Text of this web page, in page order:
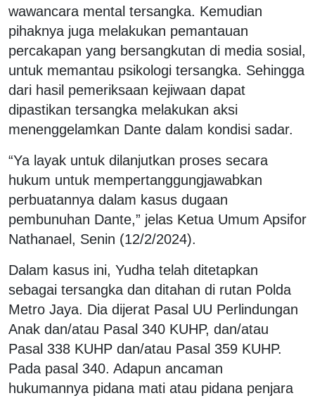
wawancara mental tersangka. Kemudian
pihaknya juga melakukan pemantauan
percakapan yang bersangkutan di media sosial,
untuk memantau psikologi tersangka. Sehingga
dari hasil pemeriksaan kejiwaan dapat
dipastikan tersangka melakukan aksi
menenggelamkan Dante dalam kondisi sadar.
“Ya layak untuk dilanjutkan proses secara
hukum untuk mempertanggungjawabkan
perbuatannya dalam kasus dugaan
pembunuhan Dante,” jelas Ketua Umum Apsifor
Nathanael, Senin (12/2/2024).
Dalam kasus ini, Yudha telah ditetapkan
sebagai tersangka dan ditahan di rutan Polda
Metro Jaya. Dia dijerat Pasal UU Perlindungan
Anak dan/atau Pasal 340 KUHP, dan/atau
Pasal 338 KUHP dan/atau Pasal 359 KUHP.
Pada pasal 340. Adapun ancaman
hukumannya pidana mati atau pidana penjara